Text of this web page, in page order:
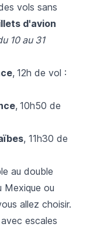
vols sans
d'avion
10 au 31
, 12h de vol :
, 10h50 de
, 11h30 de
au double
Mexique ou
allez choisir.
escales